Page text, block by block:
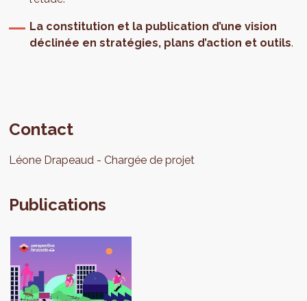
La constitution et la publication d’une vision
déclinée en stratégies, plans d’action et outils.
Contact
Léone Drapeaud Chargée de projet
Publications